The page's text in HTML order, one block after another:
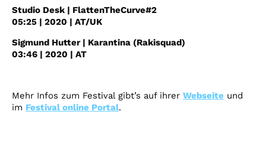
Studio Desk | FlattenTheCurve#2
05:25 | 2020 | AT/UK
Sigmund Hutter | Karantina (Rakisquad)
03:46 | 2020 | AT
Mehr Infos zum Festival gibt’s auf ihrer Webseite und
im Festival online Portal.